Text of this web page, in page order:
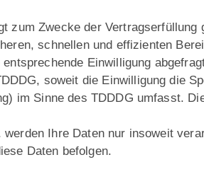
zum Zwecke der
schnellen und effizienten
Einwilligung
soweit die Einwilligung die
im Sinne des TDDDG umfasst.
Ihre Daten nur insoweit
Daten befolgen.